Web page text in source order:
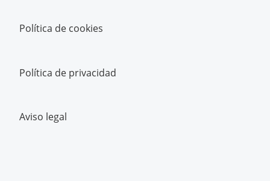
Política de cookies
Política de privacidad
Aviso legal